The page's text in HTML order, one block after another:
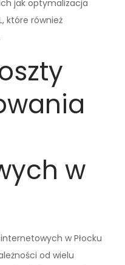
jak optymalizacja
które również
w
w Płocku
od wielu